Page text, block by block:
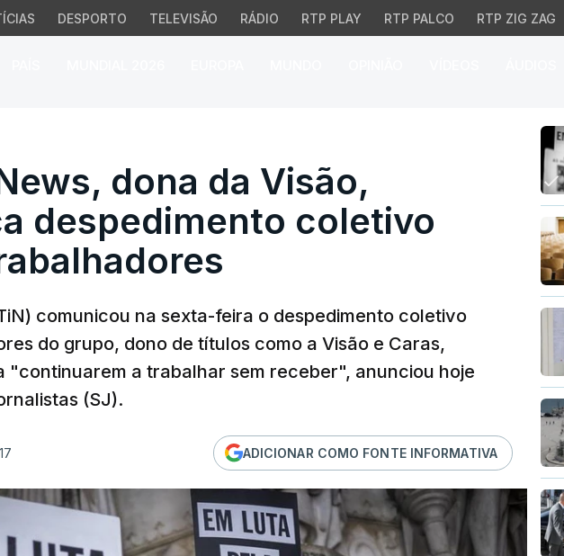
DESPORTO TELEVISÃO RÁDIO RTP PLAY RTP PALCO RTP ZIG ZAG
dona da Visão, comunica
dona da Visão,
despedimento coletivo
comunicou na sexta-feira o despedimento coletivo
do grupo, dono de títulos como a Visão e Caras,
"continuarem a trabalhar sem receber", anunciou hoje
(SJ).
ADICIONAR COMO FONTE INFORMATIVA